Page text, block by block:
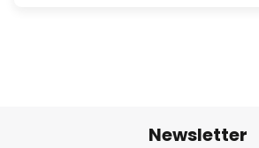
Newsletter